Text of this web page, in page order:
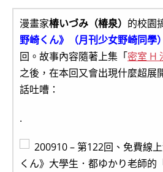
漫畫家椿いづみ（椿泉） 的校園
野崎くん》（月刊少女野崎同學）
回。故事內容隨著上集「密室 H
之後，在本回又會出現什麼超展
話吐嘈：
.